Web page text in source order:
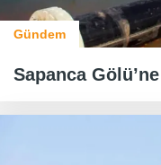
Gündem
Sapanca